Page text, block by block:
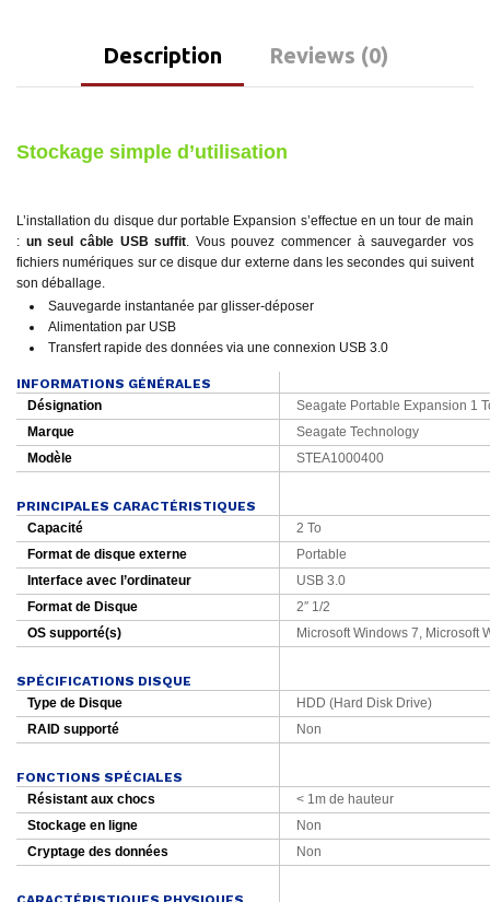
Description Reviews (0)
Stockage simple d’utilisation
L’installation du disque dur portable Expansion s’effectue en un tour de main
: un seul câble USB suffit . Vous pouvez commencer à sauvegarder vos
fichiers numériques sur ce disque dur externe dans les secondes qui suivent
son déballage.
Sauvegarde instantanée par glisser-déposer
Alimentation par USB
Transfert rapide des données via une connexion USB 3.0
INFORMATIONS GÉNÉRALES
Désignation
Seagate Portable Expansion 1
Marque
Seagate Technology
Modèle
STEA1000400
PRINCIPALES CARACTÉRISTIQUES
Capacité
2 To
Format de disque externe
Portable
Interface avec l’ordinateur
USB 3.0
Format de Disque
2″ 1/2
OS supporté(s)
Microsoft Windows 7, Microsoft
SPÉCIFICATIONS DISQUE
Type de Disque
HDD (Hard Disk Drive)
RAID supporté
Non
FONCTIONS SPÉCIALES
Résistant aux chocs
< 1m de hauteur
Stockage en ligne
Non
Cryptage des données
Non